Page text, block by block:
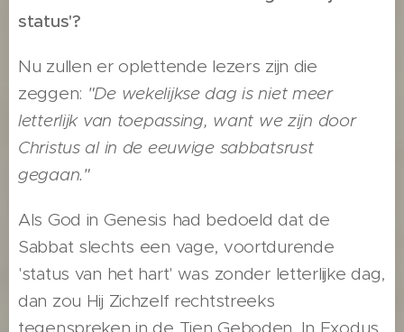
status'?
Nu zullen er oplettende lezers zijn die
zeggen: "De wekelijkse dag is niet meer
letterlijk van toepassing, want we zijn door
Christus al in de eeuwige sabbatsrust
gegaan."
Als God in Genesis had bedoeld dat de
Sabbat slechts een vage, voortdurende
'status van het hart' was zonder letterlijke dag,
dan zou Hij Zichzelf rechtstreeks